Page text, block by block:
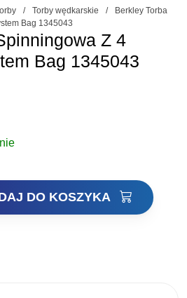
/ Torby wędkarskie /
Berkley Torba
Bag 1345043
Z 4
Bag 1345043
DO KOSZYKA